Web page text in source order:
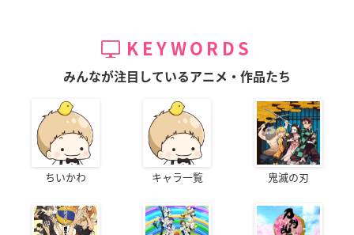
KEYWORDS
みんなが注目しているアニメ・作品たち
ちいかわ キャラ一覧 鬼滅の刃